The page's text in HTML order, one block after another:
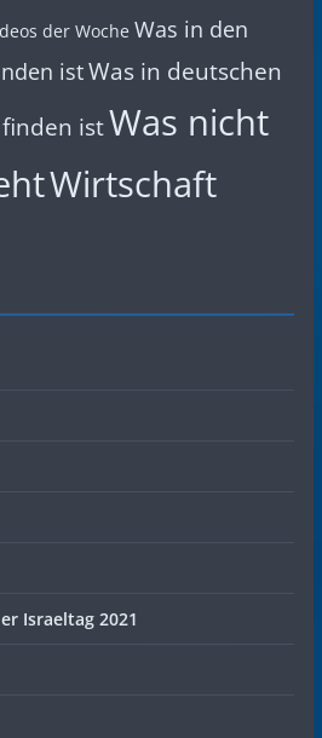
der Woche Was in den
istWas in deutschen
istWas nicht
Wirtschaft
Israeltag 2021